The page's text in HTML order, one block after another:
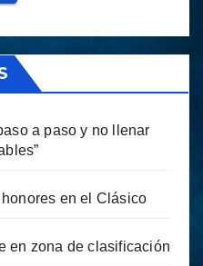
a paso y no llenar
en el Clásico
en zona de clasificación